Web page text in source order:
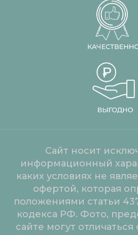
Сайт носит
информационный
каких условиях не
офертой, которая
положениями статьи
кодекса РФ. Фото,
сайте могут